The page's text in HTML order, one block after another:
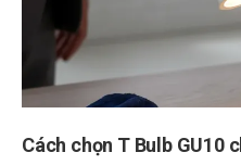
Cách chọn T Bulb GU10